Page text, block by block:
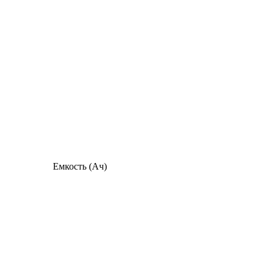
Емкость (Ач)